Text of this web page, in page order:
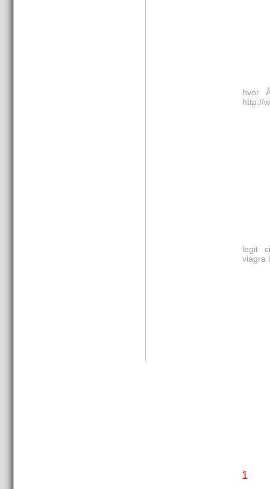
hvor
http://
legit
viagra
1